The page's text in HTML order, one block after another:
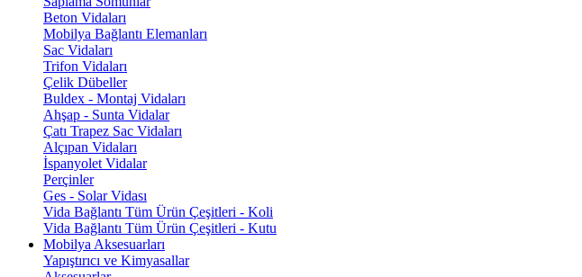
Beton Vidaları
Mobilya Bağlantı Elemanları
Sac Vidaları
Trifon Vidaları
Çelik Dübeller
Buldex - Montaj Vidaları
Ahşap - Sunta Vidalar
Çatı Trapez Sac Vidaları
Alçıpan Vidaları
İspanyolet Vidalar
Perçinler
Ges - Solar Vidası
Vida Bağlantı Tüm Ürün Çeşitleri - Koli
Vida Bağlantı Tüm Ürün Çeşitleri - Kutu
Mobilya Aksesuarları
Yapıştırıcı ve Kimyasallar